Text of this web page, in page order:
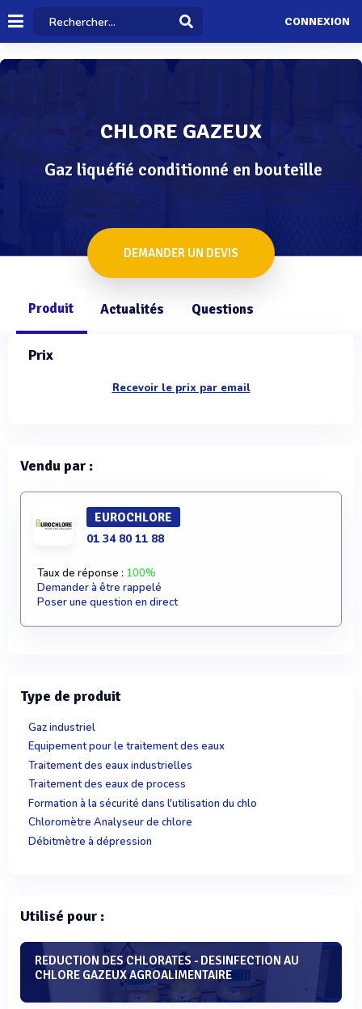
CONNEXION
CHLORE GAZEUX
Gaz liquéfié conditionné en bouteille
DEMANDER UN DEVIS
Produit Actualités Questions
Prix
Recevoir le prix par email
Vendu par :
EUROCHLORE
01 34 80 11 88
Taux de réponse : 100%
Demander à être rappelé
Poser une question en direct
Type de produit
Gaz industriel
Equipement pour le traitement des eaux
Traitement des eaux industrielles
Traitement des eaux de process
Formation à la sécurité dans l'utilisation du chlo
Chloromètre Analyseur de chlore
Débitmètre à dépression
Utilisé pour :
REDUCTION DES CHLORATES - DESINFECTION AU
CHLORE GAZEUX AGROALIMENTAIRE